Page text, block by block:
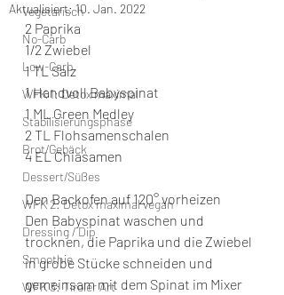
Vegetarisch
No-Carb
Low-Carb
WFK 1: Detox maximal
Stabilisierungsphase
Brot/Gebäck
Dessert/Süßes
WFK 2: Detox maximal vegan
Dressing / Dip
Smoothie
WFK 3: Tiroler Art
Aktualisiert:10. Jan. 2022
2 Paprika
1/2 Zwiebel
1 TL Salz
1 Handvoll Babyspinat
1 ML Green Medley
2 TL Flohsamenschalen
4 EL Chiasamen
Den Backofen auf 120° vorheizen
Den Babyspinat waschen und
trocknen, die Paprika und die Zwiebel
in grobe Stücke schneiden und
gemeinsam mit dem Spinat im Mixer